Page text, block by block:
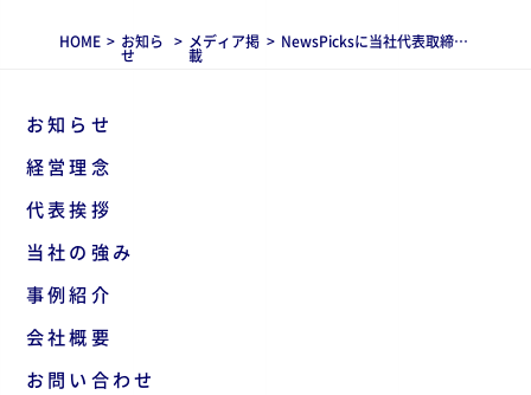
HOME > お知ら
せ
> メディア掲
載
> NewsPicksに当社代表取締役社長の坂本の鼎談記事が掲載されました
お知らせ
経営理念
代表挨拶
当社の強み
事例紹介
会社概要
お問い合わせ